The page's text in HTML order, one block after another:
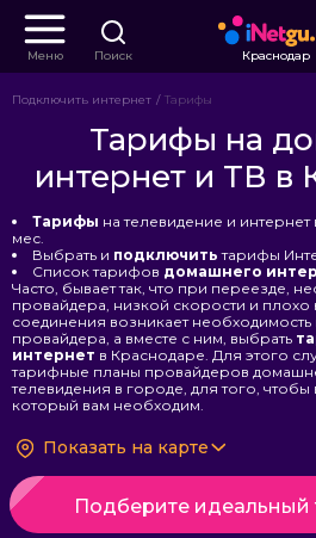
Меню Поиск Краснодар
Подключить интернет Тарифы
Тарифы на
интернет и ТВ в
Тарифы на телевидение и интернет
мес.
Выбрать и подключить тарифы
Список тарифов домашнего
Часто, бывает так, что при переезде,
провайдера, низкой скорости и плохо
соединения возникает необходимость
провайдера, а вместе с ним, выбрать
интернет в Краснодаре. Для этого
тарифные планы провайдеров
телевидения в городе, для того, чтобы
который вам необходим.
Показать на карте
Подберите идеальный